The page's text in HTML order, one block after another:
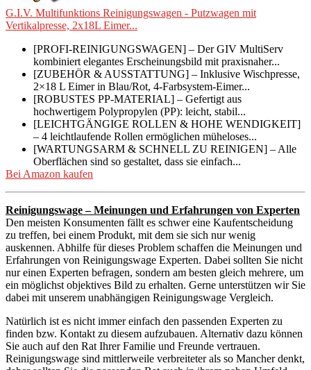
G.I.V. Multifunktions Reinigungswagen - Putzwagen mit
Vertikalpresse, 2x18L Eimer...
[PROFI-REINIGUNGSWAGEN] – Der GIV MultiServ
kombiniert elegantes Erscheinungsbild mit praxisnaher...
[ZUBEHÖR & AUSSTATTUNG] – Inklusive Wischpresse,
2×18 L Eimer in Blau/Rot, 4-Farbsystem-Eimer...
[ROBUSTES PP-MATERIAL] – Gefertigt aus
hochwertigem Polypropylen (PP): leicht, stabil...
[LEICHTGÄNGIGE ROLLEN & HOHE WENDIGKEIT]
– 4 leichtlaufende Rollen ermöglichen müheloses...
[WARTUNGSARM & SCHNELL ZU REINIGEN] – Alle
Oberflächen sind so gestaltet, dass sie einfach...
Bei Amazon kaufen
Reinigungswage – Meinungen und Erfahrungen von Experten
Den meisten Konsumenten fällt es schwer eine Kaufentscheidung
zu treffen, bei einem Produkt, mit dem sie sich nur wenig
auskennen. Abhilfe für dieses Problem schaffen die Meinungen und
Erfahrungen von Reinigungswage Experten. Dabei sollten Sie nicht
nur einen Experten befragen, sondern am besten gleich mehrere, um
ein möglichst objektives Bild zu erhalten. Gerne unterstützen wir Sie
dabei mit unserem unabhängigen Reinigungswage Vergleich.
Natürlich ist es nicht immer einfach den passenden Experten zu
finden bzw. Kontakt zu diesem aufzubauen. Alternativ dazu können
Sie auch auf den Rat Ihrer Familie und Freunde vertrauen.
Reinigungswage sind mittlerweile verbreiteter als so Mancher denkt,